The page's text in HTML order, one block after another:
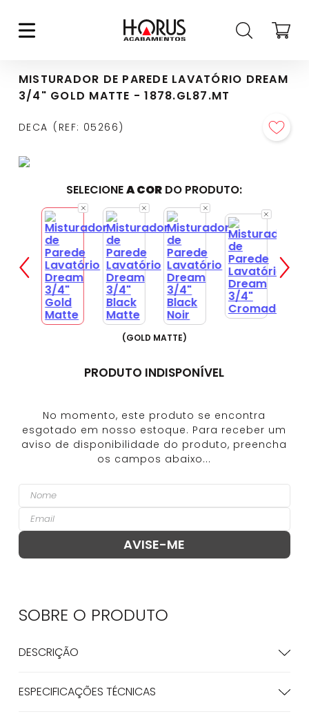
MISTURADOR DE PAREDE LAVATÓRIO DREAM
3/4" GOLD MATTE - 1878.GL87.MT
DECA REF: 05266
SELECIONEA COR DO PRODUTO:
(GOLD MATTE)
PRODUTO INDISPONÍVEL
SOBRE O PRODUTO
DESCRIÇÃO
ESPECIFICAÇÕES TÉCNICAS